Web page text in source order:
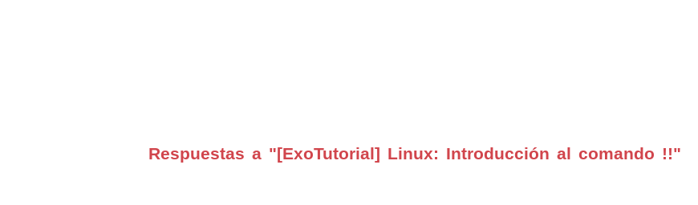
Respuestas a "[ExoTutorial] Linux: Introducción al comando !!"